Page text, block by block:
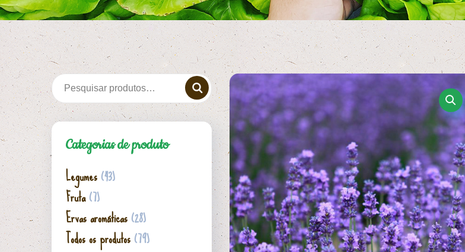
Categorias de produto
Legumes(43)
Fruta(7)
Ervas aromáticas(28)
Todos os produtos(79)